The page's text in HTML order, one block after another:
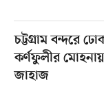
চট্টগ্রাম বন্দরে
কর্ণফুলীর
জাহাজ